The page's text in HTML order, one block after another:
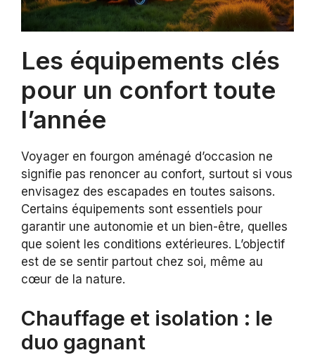
Les équipements clés
pour un confort toute
l’année
Voyager en fourgon aménagé d’occasion ne
signifie pas renoncer au confort, surtout si vous
envisagez des escapades en toutes saisons.
Certains équipements sont essentiels pour
garantir une autonomie et un bien-être, quelles
que soient les conditions extérieures. L’objectif
est de se sentir partout chez soi, même au
cœur de la nature.
Chauffage et isolation : le
duo gagnant